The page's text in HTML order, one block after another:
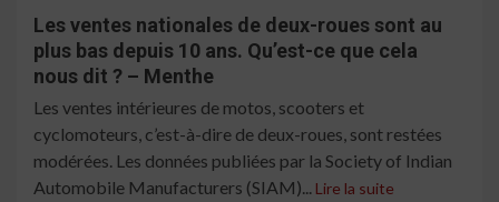
Les ventes nationales de deux-roues sont au
plus bas depuis 10 ans. Qu’est-ce que cela
nous dit ? – Menthe
Les ventes intérieures de motos, scooters et
cyclomoteurs, c’est-à-dire de deux-roues, sont restées
modérées. Les données publiées par la Society of Indian
Automobile Manufacturers (SIAM)... Lire la suite